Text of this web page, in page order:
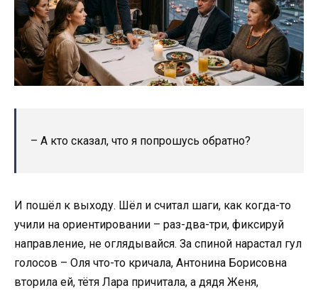
– А кто сказал, что я попрошусь обратно?
И пошёл к выходу. Шёл и считал шаги, как когда-то
учили на ориентировании – раз-два-три, фиксируй
направление, не оглядывайся. За спиной нарастал гул
голосов – Оля что-то кричала, Антонина Борисовна
вторила ей, тётя Лара причитала, а дядя Женя,